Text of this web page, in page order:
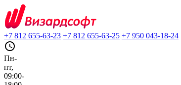
+7 812 655-63-23 +7 812 655-63-25 +7 950 043-18-24
query_builder
Пн-
пт,
09:00-